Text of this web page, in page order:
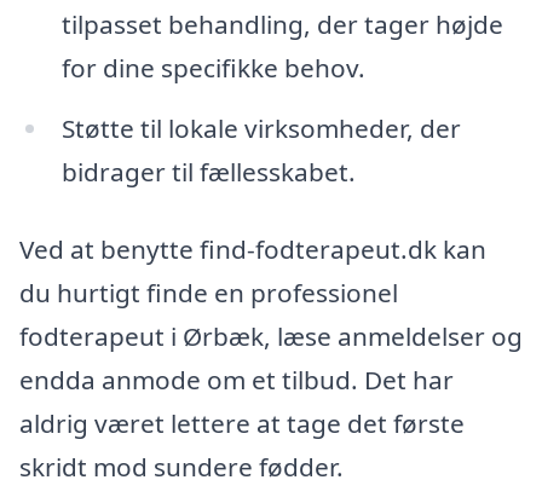
tilpasset behandling, der tager højde
for dine specifikke behov.
Støtte til lokale virksomheder, der
bidrager til fællesskabet.
Ved at benytte find-fodterapeut.dk kan
du hurtigt finde en professionel
fodterapeut i Ørbæk, læse anmeldelser og
endda anmode om et tilbud. Det har
aldrig været lettere at tage det første
skridt mod sundere fødder.